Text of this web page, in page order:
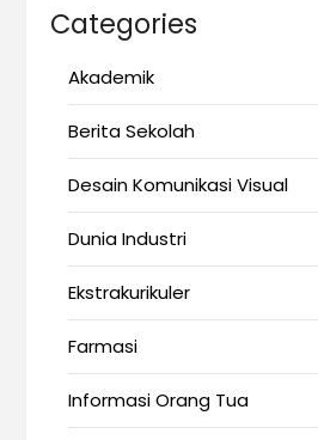
Categories
Akademik
Berita Sekolah
Desain Komunikasi Visual
Dunia Industri
Ekstrakurikuler
Farmasi
Informasi Orang Tua